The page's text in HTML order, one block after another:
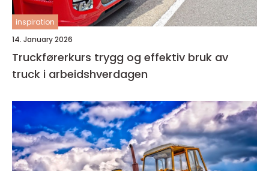
inspiration
14. January 2026
Truckførerkurs trygg og effektiv bruk av
truck i arbeidshverdagen